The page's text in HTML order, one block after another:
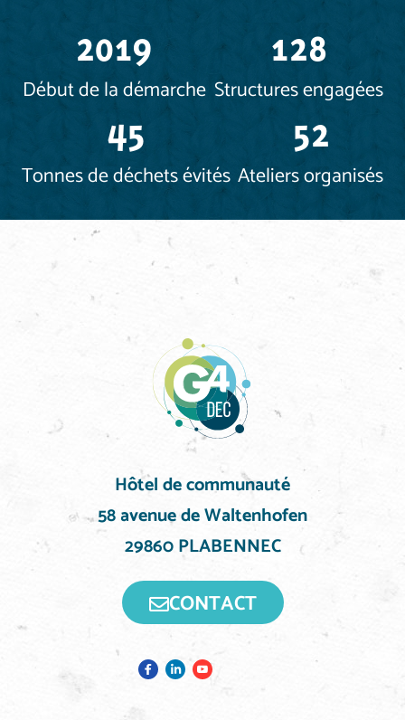
Début de la démarche
2019
Structures engagées
128
Tonnes de déchets évités
45
Ateliers organisés
52
Hôtel de communauté
58 avenue de Waltenhofen
29860 PLABENNEC
CONTACT